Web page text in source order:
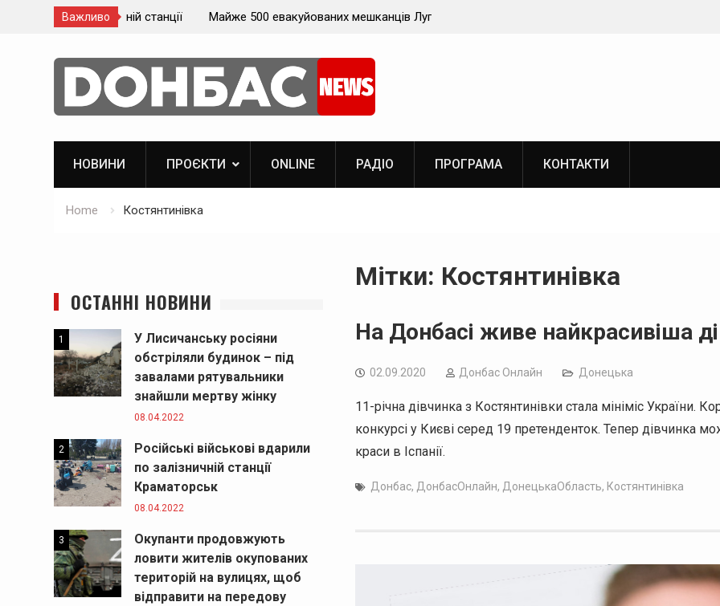
Важливо
станції
Майже 500 евакуйованих мешканців Луганщини
НОВИНИ ПРОЄКТИ ОNLINE РАДІО ПРОГРАМА КОНТАКТИ
Home Костянтинівка
Мітки: Костянтинівка
На Донбасі живе найкрасивіша
02.09.2020 Дoнбас Онлайн Донецька
11-річна дівчинка з Костянтинівки стала мініміс
конкурсі у Києві серед 19 претенденток. Тепер дівчинка
краси в Іспанії.
Донбас, ДонбасОнлайн, ДонецькаОбласть, Костянтинівка
ОСТАННІ НОВИНИ
1
У Лисичанську росіяни
обстріляли будинок – під
завалами рятувальники
знайшли мертву жінку
08.04.2022
2
Російські військові вдарили
по залізничній станції
Краматорськ
08.04.2022
3
Окупанти продовжують
ловити жителів окупованих
територій на вулицях, щоб
відправити на передову